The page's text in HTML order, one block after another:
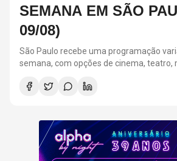
RELEMBRE 3 CASAIS
DOS ANOS 2000
A Festa Alpha By Night acontecerá em
Suhai Music Hall, em São Paulo